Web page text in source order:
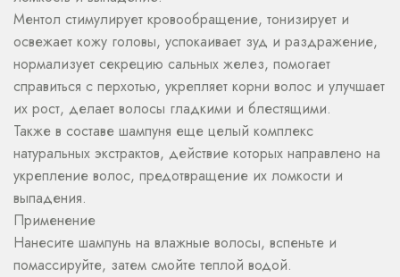
Ментол стимулирует кровообращение, тонизирует и
освежает кожу головы, успокаивает зуд и раздражение,
нормализует секрецию сальных желез, помогает
справиться с перхотью, укрепляет корни волос и улучшает
их рост, делает волосы гладкими и блестящими.
Также в составе шампуня еще целый комплекс
натуральных экстрактов, действие которых направлено на
укрепление волос, предотвращение их ломкости и
выпадения.
Применение
Нанесите шампунь на влажные волосы, вспеньте и
помассируйте, затем смойте теплой водой.